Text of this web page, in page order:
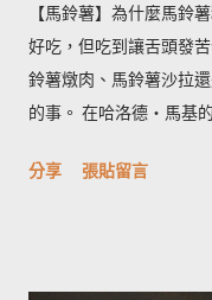
【馬鈴薯】為什麼馬鈴
好吃，但吃到讓舌頭發
鈴薯燉肉、馬鈴薯沙拉
的事。 在哈洛德‧馬基
房知識！ ◆ 馬鈴薯有苦
分享 張貼留言